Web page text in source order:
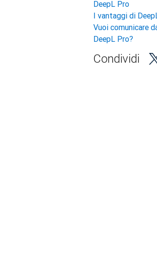
DeepL Pro
I vantaggi di
Vuoi comunicare
DeepL Pro?
Condividi